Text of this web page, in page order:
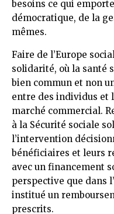
besoins ce qui
démocratique, de la
mêmes.
Faire de l’Europe
solidarité, où la santé
bien commun et non
entre des individus et
marché commercial.
à la Sécurité sociale
l’intervention
bénéficiaires et leurs
avec un financement
perspective que dans
institué un
prescrits.